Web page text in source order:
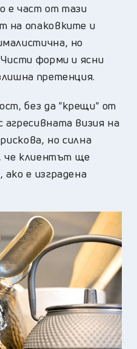
е част от тази
на опаковките и
но
форми и ясни
претенция.
без да "крещи" от
визия на
но силна
че клиентът ще
е изградена